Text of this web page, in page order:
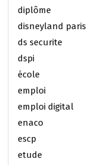
diplôme
disneyland paris
ds securite
dspi
école
emploi
emploi digital
enaco
escp
etude